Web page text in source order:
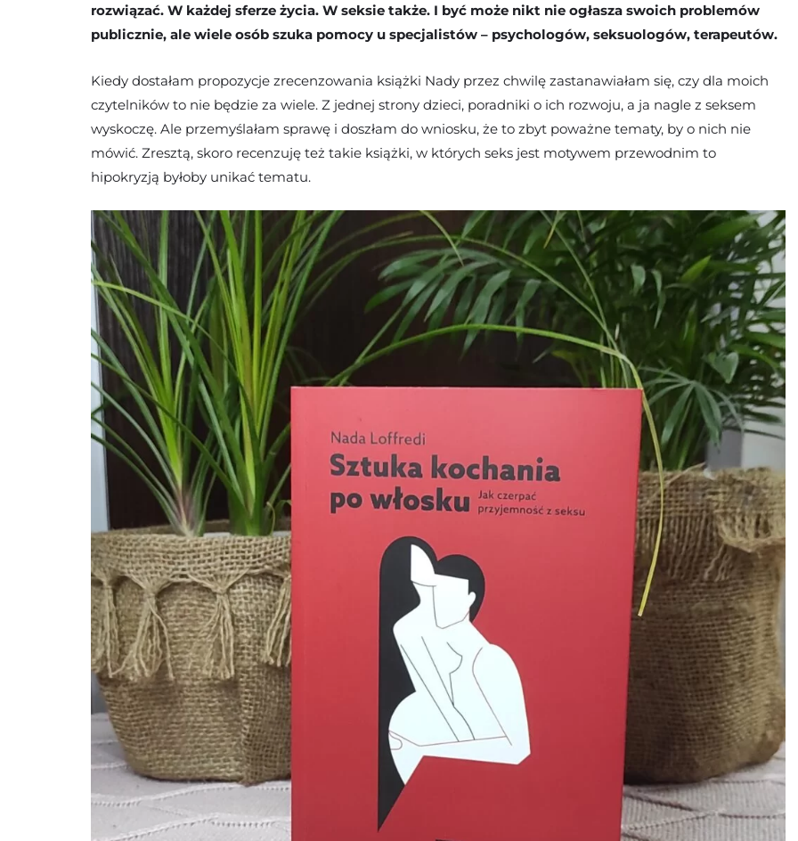
rozwiązać. W każdej sferze życia. W seksie także. I być może nikt nie ogłasza swoich problemów
publicznie, ale wiele osób szuka pomocy u specjalistów – psychologów, seksuologów, terapeutów.
Kiedy dostałam propozycje zrecenzowania książki Nady przez chwilę zastanawiałam się, czy dla moich
czytelników to nie będzie za wiele. Z jednej strony dzieci, poradniki o ich rozwoju, a ja nagle z seksem
wyskoczę. Ale przemyślałam sprawę i doszłam do wniosku, że to zbyt poważne tematy, by o nich nie
mówić. Zresztą, skoro recenzuję też takie książki, w których seks jest motywem przewodnim to
hipokryzją byłoby unikać tematu.